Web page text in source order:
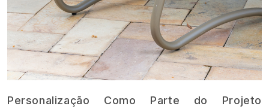
Personalização Como Parte do Projeto